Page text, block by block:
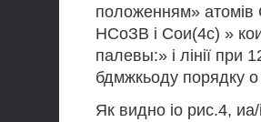
положенням» атомів
НСоЗВ і Сои(4с) »
палевы:» і лінії при
бдмжкьоду порядку о
Як видно іо рис.4,